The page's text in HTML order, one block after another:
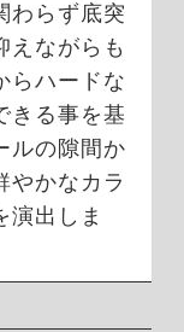
わらず底突
えながらも
らハードな
きる事を基
ルの隙間か
やかなカラ
演出しま